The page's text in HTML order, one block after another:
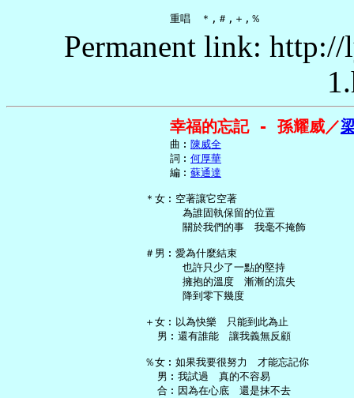
Permanent link:
幸福的忘記 - 孫耀威／
     曲︰
陳威全
     詞︰
何厚華
     編︰
蘇通達
＊女︰空著讓它空著
       為誰固執保留的位置
       關於我們的事　我毫不掩飾
＃男︰愛為什麼結束
       也許只少了一點的堅持
       擁抱的溫度　漸漸的流失
       降到零下幾度
＋女︰以為快樂　只能到此為止
   男︰還有誰能　讓我義無反顧
％女︰如果我要很努力　才能忘記你
   男︰我試過　真的不容易
   合︰因為在心底　還是抹不去